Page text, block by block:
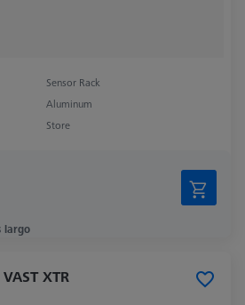
Sensor Rack
Aluminum
Store
largo
XTR